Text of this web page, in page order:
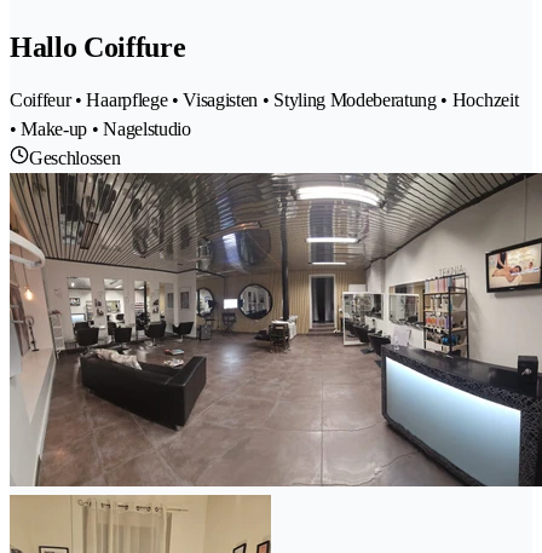
Hallo Coiffure
Coiffeur • Haarpflege • Visagisten • Styling Modeberatung • Hochzeit
• Make-up • Nagelstudio
Geschlossen